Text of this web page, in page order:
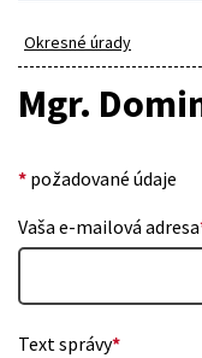
Okresné úrady
Mgr.
* požadované údaje
Vaša e-mailová adresa
Text správy*